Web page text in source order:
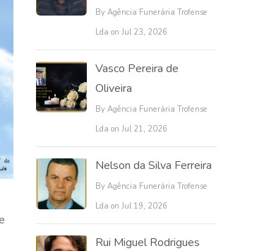
By Agência Funerária Trofense
Lda on Jul 23, 2026
Vasco Pereira de
Oliveira
By Agência Funerária Trofense
Lda on Jul 21, 2026
Nelson da Silva Ferreira
By Agência Funerária Trofense
Lda on Jul 19, 2026
Rui Miguel Rodrigues